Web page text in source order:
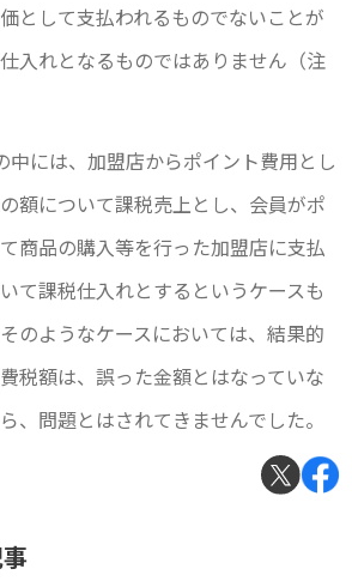
として支払われるものでないことが
入れとなるものではありません（注
には、加盟店からポイント費用とし
額について課税売上とし、会員がポ
商品の購入等を行った加盟店に支払
て課税仕入れとするというケースも
のようなケースにおいては、結果的
税額は、誤った金額とはなっていな
、問題とはされてきませんでした。